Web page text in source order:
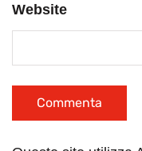
Website